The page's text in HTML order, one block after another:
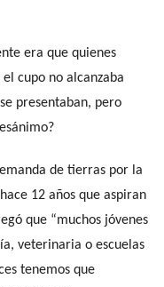
era que quienes
cupo no alcanzaba
presentaban, pero
de tierras por la
12 años que aspiran
que “muchos jóvenes
veterinaria o escuelas
tenemos que